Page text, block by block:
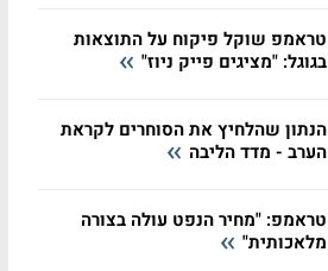
טראמפ שוקל פיקוח על התוצאות
בגוגל: "מציגים פייק ניוז"
הנתון שהלחיץ את הסוחרים לקראת
הערב - מדד הליבה
טראמפ: "מחיר הנפט עולה בצורה
מלאכותית"